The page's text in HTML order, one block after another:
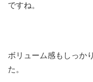
ですね。
ボリューム感もしっか
た。